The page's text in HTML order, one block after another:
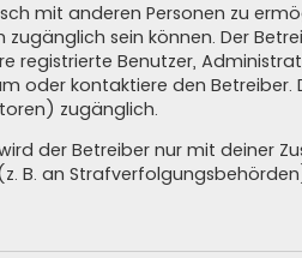
mit anderen Personen zu
sein können. Der
registrierte Benutzer,
oder kontaktiere den
zugänglich.
der Betreiber nur mit deiner
B. an